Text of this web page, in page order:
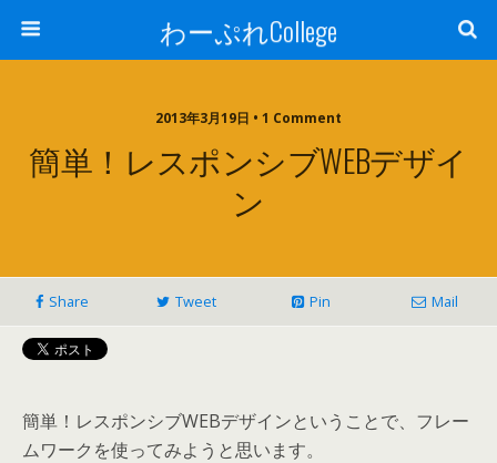
わーぷれCollege
2013年3月19日 • 1 Comment
簡単！レスポンシブWEBデザイ
ン
Share Tweet Pin Mail
簡単！レスポンシブWEBデザインということで、フレー
ムワークを使ってみようと思います。